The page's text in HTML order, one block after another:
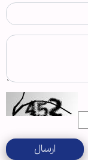
ارسال